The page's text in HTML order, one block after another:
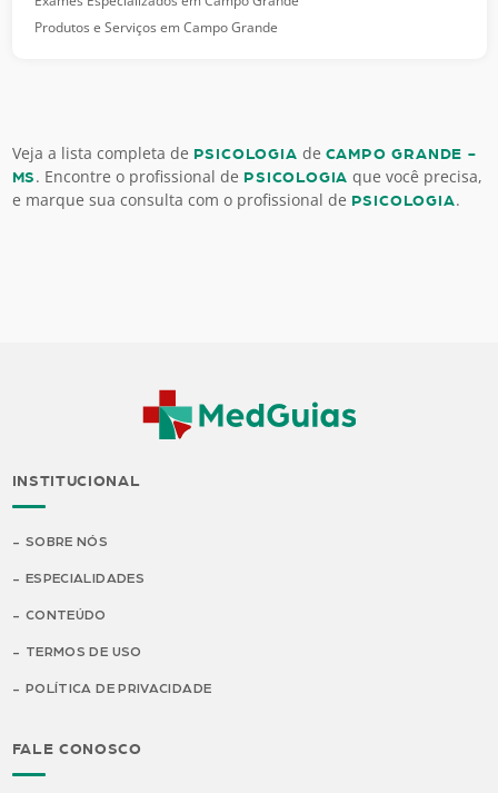
Produtos e Serviços em Campo Grande
Veja a lista completa de PSICOLOGIA de CAMPO GRANDE -
MS . Encontre o profissional de PSICOLOGIA que você precisa,
e marque sua consulta com o profissional de PSICOLOGIA.
INSTITUCIONAL
SOBRE NÓS
ESPECIALIDADES
CONTEÚDO
TERMOS DE USO
POLÍTICA DE PRIVACIDADE
FALE CONOSCO